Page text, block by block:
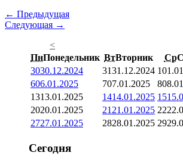
← Предыдущая
Следующая →
<
ПнПонедельник ВтВторник Ср
3030.12.2024 3131.12.2024 1
606.01.2025 707.01.2025 8
1313.01.2025 1414.01.2025 15
2020.01.2025 21 21.01.2025 22
2727.01.2025 2828.01.2025 29
Сегодня